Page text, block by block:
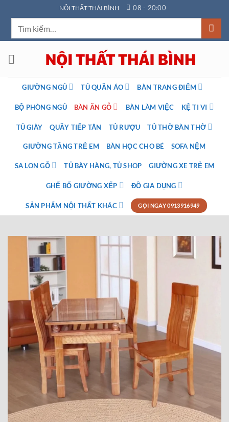
qua
dung
NỘI THẤT THÁI BÌNH 08 - 20:00
GIƯỜNG NGỦ TỦ QUẦN ÁO BÀN TRANG ĐIỂM
BỘ PHÒNG NGỦ BÀN ĂN GỖ BÀN LÀM VIỆC KỆ TI VI
TỦ GIÀY QUẦY TIẾP TÂN TỦ RƯỢU TỦ THỜ BÀN THỜ
GIƯỜNG TẦNG TRẺ EM BÀN HỌC CHO BÉ SOFA NỆM
SA LON GỖ TỦ BÀY HÀNG, TỦ SHOP GIƯỜNG XE TRẺ EM
GHẾ BỐ GIƯỜNG XẾP ĐỒ GIA DỤNG
SẢN PHẨM NỘI THẤT KHÁC GỌI NGAY 0913916949